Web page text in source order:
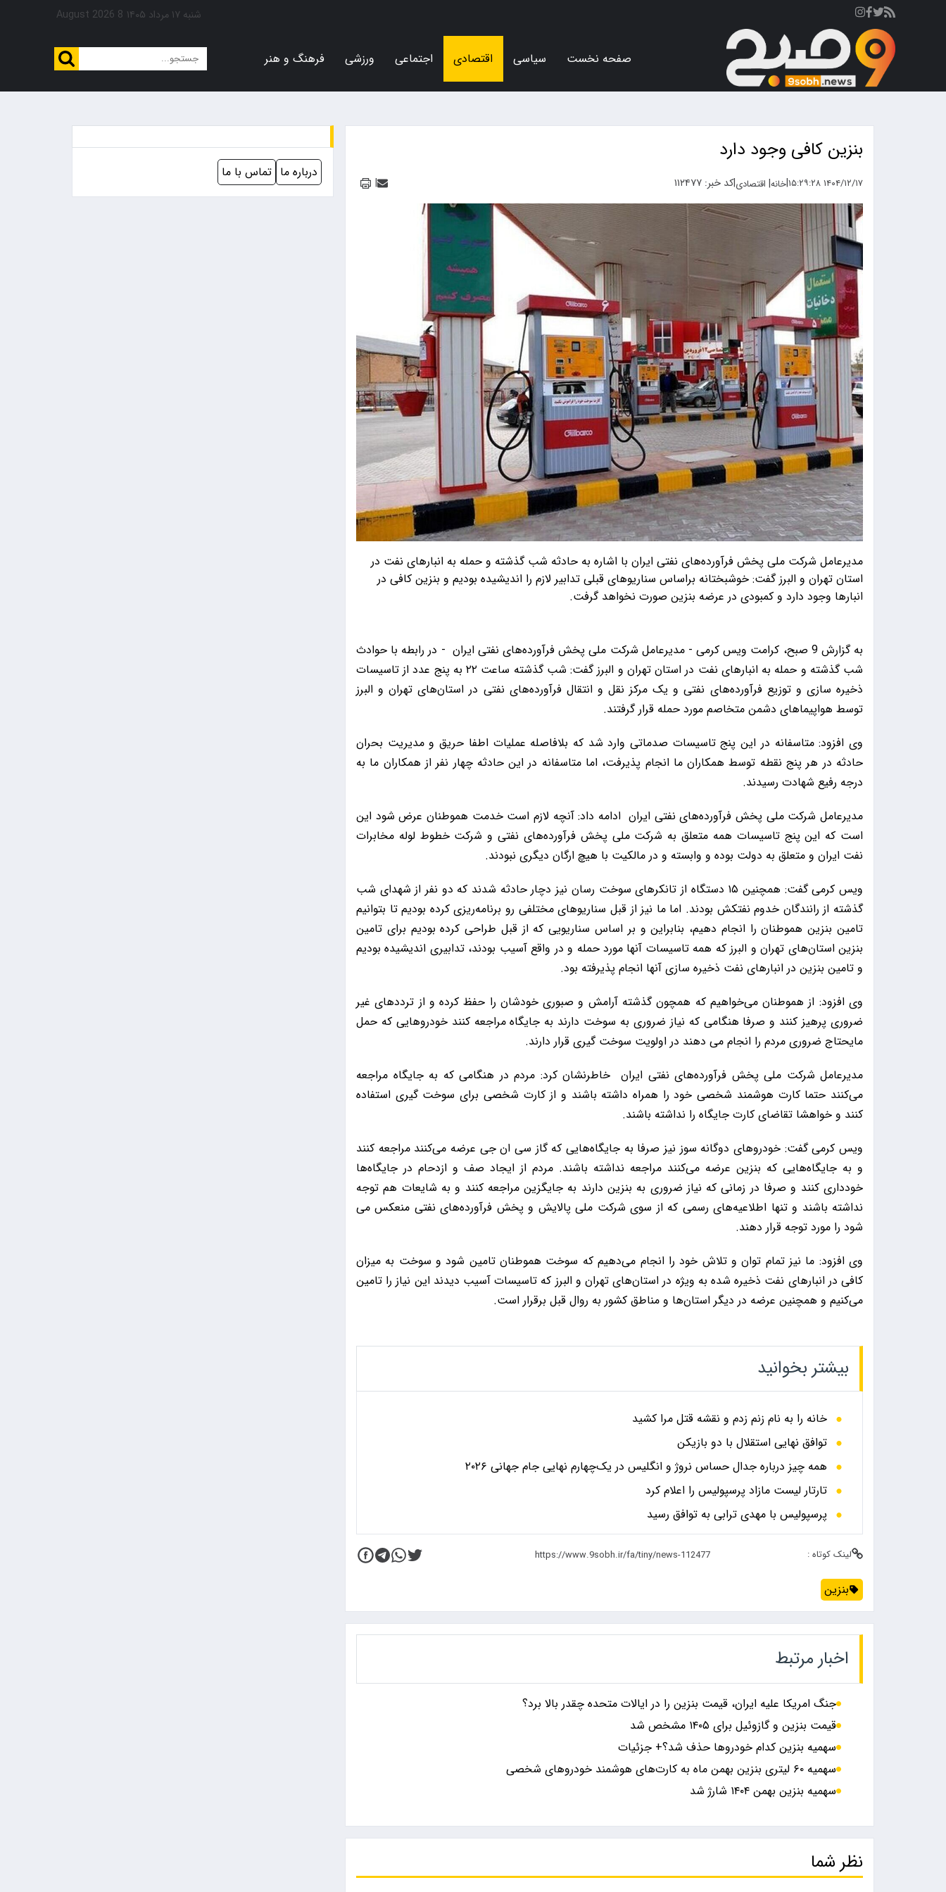
شنبه ۱۷ مرداد ۱۴۰۵ 8 August 2026
صفحه نخست سیاسی اقتصادی اجتماعی ورزشی فرهنگ و هنر
بنزین کافی وجود دارد
۱۴۰۴/۱۲/۱۷ ۱۵:۲۹:۲۸ |خانه| اقتصادی|کد خبر: ۱۱۲۴۷۷ |
مدیرعامل شرکت ملی پخش فرآورده‌های نفتی ایران با اشاره به حادثه شب گذشته و حمله به انبارهای نفت در
استان تهران و البرز گفت: خوشبختانه براساس سناریوهای قبلی تدابیر لازم را اندیشیده بودیم و بنزین کافی در
انبارها وجود دارد و کمبودی در عرضه بنزین صورت نخواهد گرفت.
به گزارش 9 صبح، کرامت ویس کرمی - مدیرعامل شرکت ملی پخش فرآورده‌های نفتی ایران - در رابطه با حوادث
شب گذشته و حمله به انبارهای نفت در استان تهران و البرز گفت: شب گذشته ساعت ۲۲ به پنج عدد از تاسیسات
ذخیره سازی و توزیع فرآورده‌های نفتی و یک مرکز نقل و انتقال فرآورده‌های نفتی در استان‌های تهران و البرز
توسط هواپیماهای دشمن متخاصم مورد حمله قرار گرفتند.
وی افزود: متاسفانه در این پنج تاسیسات صدماتی وارد شد که بلافاصله عملیات اطفا حریق و مدیریت بحران
حادثه در هر پنج نقطه توسط همکاران ما انجام پذیرفت، اما متاسفانه در این حادثه چهار نفر از همکاران ما به
درجه رفیع شهادت رسیدند.
مدیرعامل شرکت ملی پخش فرآورده‌های نفتی ایران ادامه داد: آنچه لازم است خدمت هموطنان عرض شود این
است که این پنج تاسیسات همه متعلق به شرکت ملی پخش فرآورده‌های نفتی و شرکت خطوط لوله مخابرات
نفت ایران و متعلق به دولت بوده و وابسته و در مالکیت با هیچ ارگان دیگری نبودند.
ویس کرمی گفت: همچنین ۱۵ دستگاه از تانکرهای سوخت رسان نیز دچار حادثه شدند که دو نفر از شهدای شب
گذشته از رانندگان خدوم نفتکش بودند. اما ما نیز از قبل سناریوهای مختلفی رو برنامه‌ریزی کرده بودیم تا بتوانیم
تامین بنزین هموطنان را انجام دهیم، بنابراین و بر اساس سناریویی که از قبل طراحی کرده بودیم برای تامین
بنزین استان‌های تهران و البرز که همه تاسیسات آنها مورد حمله و در واقع آسیب بودند، تدابیری اندیشیده بودیم
و تامین بنزین در انبارهای نفت ذخیره سازی آنها انجام پذیرفته بود.
وی افزود: از هموطنان می‌خواهیم که همچون گذشته آرامش و صبوری خودشان را حفظ کرده و از ترددهای غیر
ضروری پرهیز کنند و صرفا هنگامی که نیاز ضروری به سوخت دارند به جایگاه مراجعه کنند خودروهایی که حمل
مایحتاج ضروری مردم را انجام می دهند در اولویت سوخت گیری قرار دارند.
مدیرعامل شرکت ملی پخش فرآورده‌های نفتی ایران خاطرنشان کرد: مردم در هنگامی که به جایگاه مراجعه
می‌کنند حتما کارت هوشمند شخصی خود را همراه داشته باشند و از کارت شخصی برای سوخت گیری استفاده
کنند و خواهشا تقاضای کارت جایگاه را نداشته باشند.
ویس کرمی گفت: خودروهای دوگانه سوز نیز صرفا به جایگاه‌هایی که گاز سی ان جی عرضه می‌کنند مراجعه کنند
و به جایگاه‌هایی که بنزین عرضه می‌کنند مراجعه نداشته باشند. مردم از ایجاد صف و ازدحام در جایگاه‌ها
خودداری کنند و صرفا در زمانی که نیاز ضروری به بنزین دارند به جایگزین مراجعه کنند و به شایعات هم توجه
نداشته باشند و تنها اطلاعیه‌های رسمی که از سوی شرکت ملی پالایش و پخش فرآورده‌های نفتی منعکس می
شود را مورد توجه قرار دهند.
وی افزود: ما نیز تمام توان و تلاش خود را انجام می‌دهیم که سوخت هموطنان تامین شود و سوخت به میزان
کافی در انبارهای نفت ذخیره شده به ویژه در استان‌های تهران و البرز که تاسیسات آسیب دیدند این نیاز را تامین
می‌کنیم و همچنین عرضه در دیگر استان‌ها و مناطق کشور به روال قبل برقرار است.
بیشتر بخوانید
خانه را به نام زنم زدم و نقشه قتل مرا کشید
توافق نهایی استقلال با دو بازیکن
همه چیز درباره جدال حساس نروژ و انگلیس در یک‌چهارم نهایی جام جهانی ۲۰۲۶
تارتار لیست مازاد پرسپولیس را اعلام کرد
پرسپولیس با مهدی ترابی به توافق رسید
لینک کوتاه :
بنزین
اخبار مرتبط
جنگ امریکا علیه ایران، قیمت بنزین را در ایالات متحده چقدر بالا برد؟
قیمت بنزین و گازوئیل برای ۱۴۰۵ مشخص شد
سهمیه بنزین کدام خودرو‌ها حذف شد؟+ جزئیات
سهمیه ۶۰ لیتری بنزین بهمن ماه به کارت‌های هوشمند خودروهای شخصی
سهمیه بنزین بهمن ۱۴۰۴ شارژ شد
نظر شما
درباره ما تماس با ما